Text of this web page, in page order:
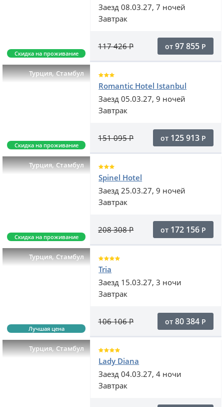
Скидка на проживание
Заезд 08.03.27, 7 ночей
Завтрак
117 426Р от 97 855 Р
Турция,Стамбул
Скидка на проживание
Romantic Hotel Istanbul
Заезд 05.03.27, 9 ночей
Завтрак
151 095Р от 125 913 Р
Турция,Стамбул
Скидка на проживание
Spinel Hotel
Заезд 25.03.27, 9 ночей
Завтрак
208 308Р от 172 156 Р
Турция,Стамбул
Лучшая цена
Tria
Заезд 15.03.27, 3 ночи
Завтрак
106 106Р от 80 384 Р
Турция,Стамбул
Lady Diana
Заезд 04.03.27, 4 ночи
Завтрак